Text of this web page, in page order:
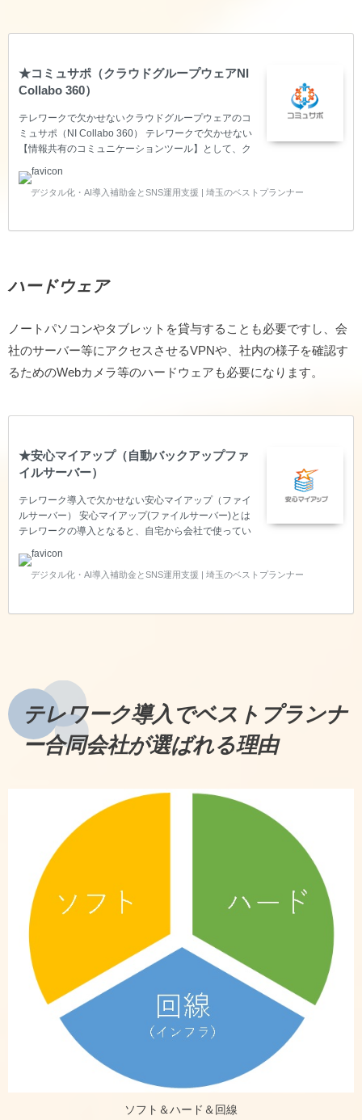
★コミュサポ（クラウドグループウェアNI
Collabo 360）
テレワークで欠かせないクラウドグループウェアのコ
ミュサポ（NI Collabo 360） テレワークで欠かせない
【情報共有のコミュニケーションツール】として、ク
ブレット、スマートフォンでいつでも、どこでも、ど
んな端末からでも同じ画面にアクセスし、社内専用で
ます。 コミュサポ（クラウドグループウ…
デジタル化・AI導入補助金とSNS運用支援 | 埼玉のベストプランナー
ハードウェア
ノートパソコンやタブレットを貸与することも必要ですし、会
社のサーバー等にアクセスさせるVPNや、社内の様子を確認す
るためのWebカメラ等のハードウェアも必要になります。
★安心マイアップ（自動バックアップファ
イルサーバー）
テレワーク導入で欠かせない安心マイアップ（ファイ
ルサーバー） 安心マイアップ(ファイルサーバー)とは
テレワークの導入となると、自宅から会社で使ってい
が考えられます。 自宅から会社にあるファイルサーバ
ーへアクセスし、サーバー内のファイルだけではな
で確認できる…
デジタル化・AI導入補助金とSNS運用支援 | 埼玉のベストプランナー
テレワーク導入でベストプランナ
ー合同会社が選ばれる理由
ソフト＆ハード＆回線